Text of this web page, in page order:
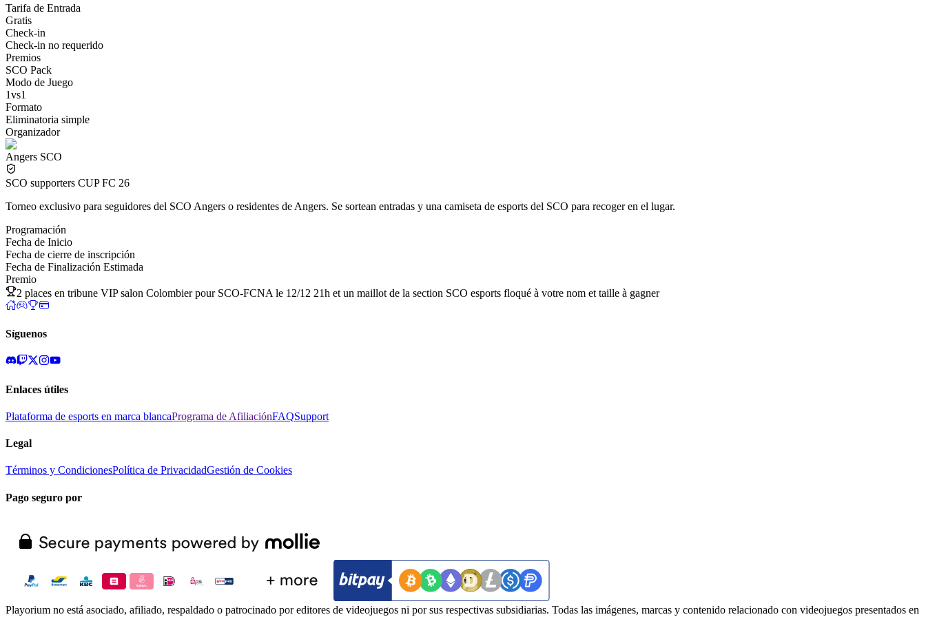
Tarifa de Entrada
Gratis
Check-in
Check-in no requerido
Premios
SCO Pack
Modo de Juego
1vs1
Formato
Eliminatoria simple
Organizador
Angers SCO
SCO supporters CUP FC 26
Torneo exclusivo para seguidores del SCO Angers o residentes de Angers. Se sortean entradas y una camiseta de esports del SCO para recoger en el lugar.
Programación
Fecha de Inicio
Fecha de cierre de inscripción
Fecha de Finalización Estimada
Premio
2 places en tribune VIP salon Colombier pour SCO-FCNA le 12/12 21h et un maillot de la section SCO esports floqué à votre nom et taille à gagner
Síguenos
Enlaces útiles
Plataforma de esports en marca blancaPrograma de AfiliaciónFAQSupport
Legal
Términos y CondicionesPolítica de PrivacidadGestión de Cookies
Pago seguro por
Playorium no está asociado, afiliado, respaldado o patrocinado por editores de videojuegos ni por sus respectivas subsidiarias. Todas las imágenes, marcas y contenido relacionado con videojuegos presentados en